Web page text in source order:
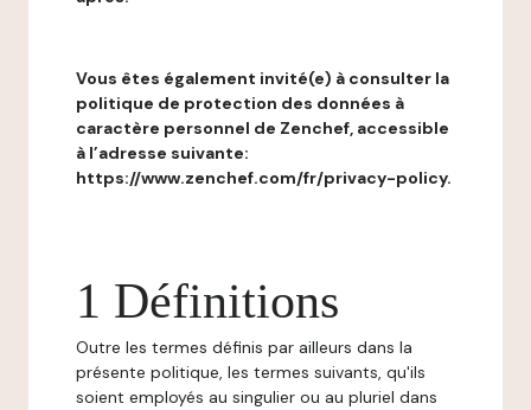
Vous êtes également invité(e) à consulter la
politique de protection des données à
caractère personnel de Zenchef, accessible
à l’adresse suivante:
https://www.zenchef.com/fr/privacy-policy.
1 Définitions
Outre les termes définis par ailleurs dans la
présente politique, les termes suivants, qu'ils
soient employés au singulier ou au pluriel dans